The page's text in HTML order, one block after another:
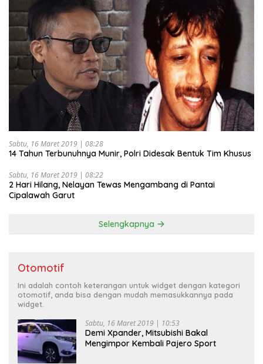
Sabtu, 16 Maret 2019 | 08:28
14 Tahun Terbunuhnya Munir, Polri Didesak Bentuk Tim Khusus
Sabtu, 16 Maret 2019 | 08:22
2 Hari Hilang, Nelayan Tewas Mengambang di Pantai
Cipalawah Garut
Selengkapnya
Otomotif
Ini adalah contoh keterangan untuk widget dengan kategori
otomotif, anda bisa dengan mudah memasukkannya pada
widget.
Sabtu, 16 Maret 2019 | 10:53
Demi Xpander, Mitsubishi Bakal
Mengimpor Kembali Pajero Sport